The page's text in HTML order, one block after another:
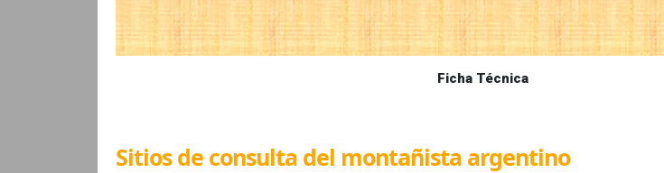
Ficha Técnica
Sitios de consulta del montañista argentino